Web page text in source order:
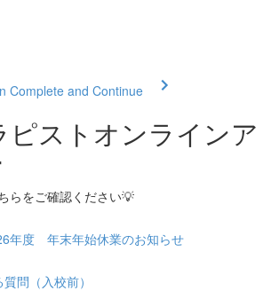
Complete and Continue
ピストオンラインア
らをご確認ください💡
年度 年末年始休業のお知らせ
問（入校前）